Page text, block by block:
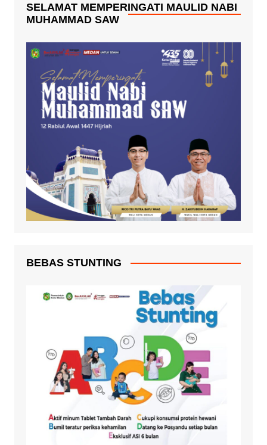
SELAMAT MEMPERINGATI MAULID NABI
MUHAMMAD SAW
BEBAS STUNTING